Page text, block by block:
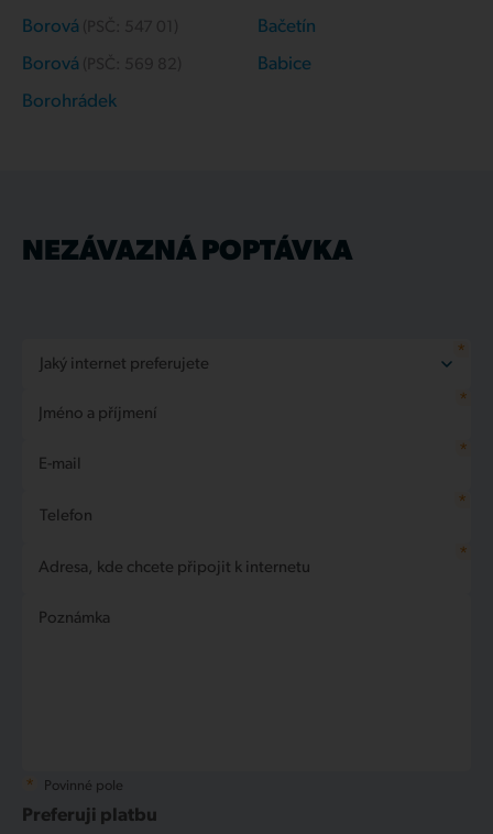
Borová
Borová
Borohrádek
Bačetín
Babice
NEZÁVAZNÁ POPTÁVKA
Jaký internet preferujete
*
Nechám si poradit
Internet Gold
Jméno a příjmení
*
E-mail
*
Telefon
*
Adresa, kde chcete připojit k internetu
*
Poznámka
* Povinné pole
Preferuji platbu